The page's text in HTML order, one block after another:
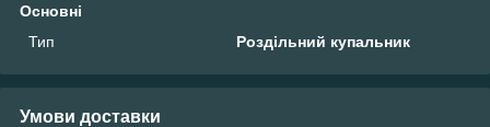
Основні
Тип
Роздільний купальник
Умови доставки